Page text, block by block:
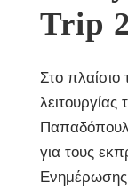
Trip
Στο
λειτουργίας
για τους
Ενημέρωσης